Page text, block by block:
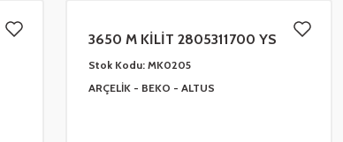
3650 M KİLİT 2805311700 YS
Stok Kodu: MK0205
ARÇELİK - BEKO - ALTUS